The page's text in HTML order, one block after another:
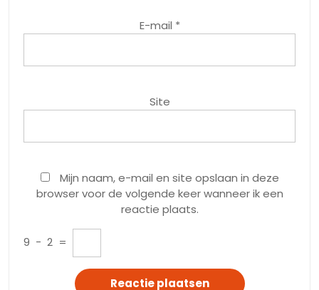
E-mail *
Site
Mijn naam, e-mail en site opslaan in deze
browser voor de volgende keer wanneer ik een
reactie plaats.
9 − 2 =